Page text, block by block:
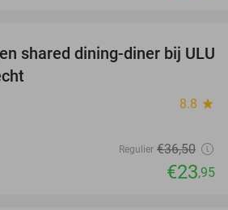
34%
shared dining-diner bij ULU
8.8 star
Regulier €36,50
€23,95